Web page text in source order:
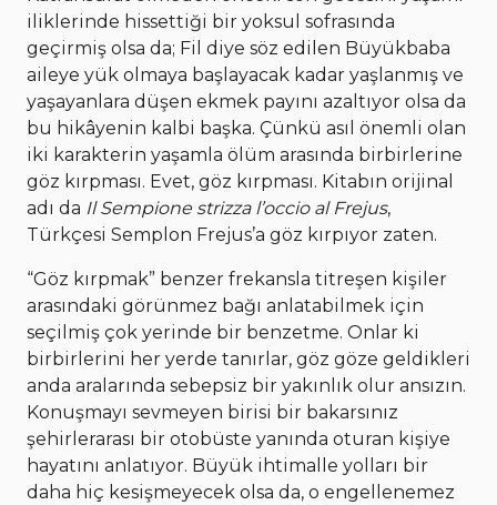
iliklerinde hissettiği bir yoksul sofrasında
geçirmiş olsa da; Fil diye söz edilen Büyükbaba
aileye yük olmaya başlayacak kadar yaşlanmış ve
yaşayanlara düşen ekmek payını azaltıyor olsa da
bu hikâyenin kalbi başka. Çünkü asıl önemli olan
iki karakterin yaşamla ölüm arasında birbirlerine
göz kırpması. Evet, göz kırpması. Kitabın orijinal
adı da Il Sempione strizza l’occio al Frejus,
Türkçesi Semplon Frejus’a göz kırpıyor zaten.
“Göz kırpmak” benzer frekansla titreşen kişiler
arasındaki görünmez bağı anlatabilmek için
seçilmiş çok yerinde bir benzetme. Onlar ki
birbirlerini her yerde tanırlar, göz göze geldikleri
anda aralarında sebepsiz bir yakınlık olur ansızın.
Konuşmayı sevmeyen birisi bir bakarsınız
şehirlerarası bir otobüste yanında oturan kişiye
hayatını anlatıyor. Büyük ihtimalle yolları bir
daha hiç kesişmeyecek olsa da, o engellenemez